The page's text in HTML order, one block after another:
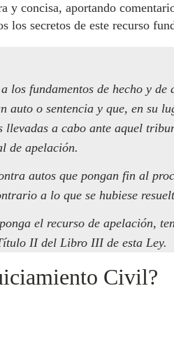
concisa, aportando
secretos de este recurso
fundamentos de hecho y de
auto o sentencia y que, en su
llevadas a cabo ante aquel
de apelación.
autos que pongan fin al
a lo que se hubiese
el recurso de apelación,
II del Libro III de esta Ley.
Civil?